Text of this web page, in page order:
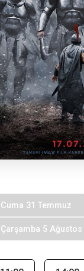
Cuma 31 Temmuz
Çarşamba 5 Ağustos